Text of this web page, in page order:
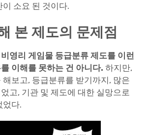
소요 된 것이다.
본 제도의 문제점
비영리 게임물 등급분류 제도를 이런
이해를 못하는 건 아니다. 하지만,
해보고, 등급분류를 받기까지, 많은
고, 기관 및 제도에 대한 실망으로
었다.